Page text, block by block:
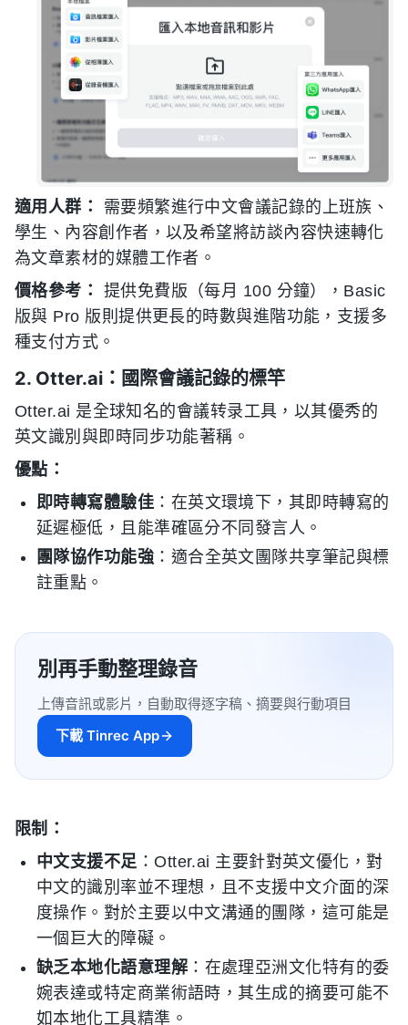
適用人群：
需要頻繁進行中文會議記錄的上班族、
學生、內容創作者，以及希望將訪談內容快速轉化
為文章素材的媒體工作者。
價格參考：
提供免費版（每月 100 分鐘），Basic
版與 Pro 版則提供更長的時數與進階功能，支援多
種支付方式。
2. Otter.ai：國際會議記錄的標竿
Otter.ai 是全球知名的會議转录工具，以其優秀的
英文識別與即時同步功能著稱。
優點：
即時轉寫體驗佳 ：在英文環境下，其即時轉寫的
延遲極低，且能準確區分不同發言人。
團隊協作功能強 ：適合全英文團隊共享筆記與標
註重點。
別再手動整理錄音
上傳音訊或影片，自動取得逐字稿、摘要與行動項目
下載 Tinrec App
限制：
中文支援不足：Otter.ai 主要針對英文優化，對
中文的識別率並不理想，且不支援中文介面的深
度操作。對於主要以中文溝通的團隊，這可能是
一個巨大的障礙。
缺乏本地化語意理解 ：在處理亞洲文化特有的委
婉表達或特定商業術語時，其生成的摘要可能不
如本地化工具精準。